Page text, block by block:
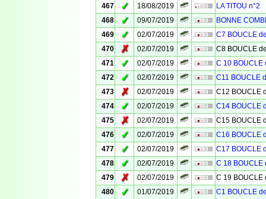
467
✓ 18/08/2019
LA TITOU n°2
468
✓ 09/07/2019
BONNE
469
✓ 02/07/2019
C7 BOUCLE
470
✗ 02/07/2019
C8 BOUCLE
471
✓ 02/07/2019
C 10 BOUCLE
472
✓ 02/07/2019
C11 BOUCLE
473
✗ 02/07/2019
C12 BOUCLE
474
✓ 02/07/2019
C14 BOUCLE
475
✗ 02/07/2019
C15 BOUCLE
476
✓ 02/07/2019
C16 BOUCLE
477
✓ 02/07/2019
C17 BOUCLE
478
✓ 02/07/2019
C 18 BOUCLE
479
✗ 02/07/2019
C 19 BOUCLE
480
✓ 01/07/2019
C1 BOUCLE